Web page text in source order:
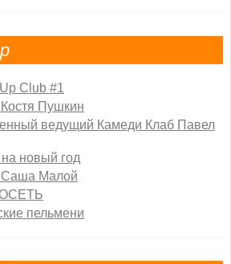
Club #1
Пушкин
ведущий Камеди Клаб Павел
новый год
Саша Малой
пельмени